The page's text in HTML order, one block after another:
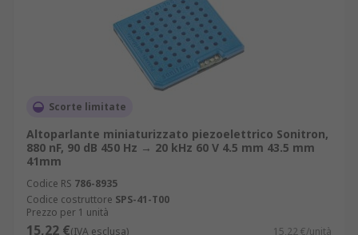
Scorte limitate
Altoparlante miniaturizzato piezoelettrico Sonitron,
880 nF, 90 dB 450 Hz → 20 kHz 60 V 4.5 mm 43.5 mm
41mm
Codice RS 786-8935
Codice costruttore SPS-41-T00
Prezzo per 1 unità
15,22 €(IVA esclusa) 15,22 €/unità